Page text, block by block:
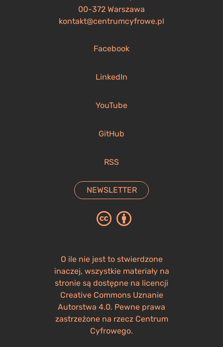
00-372 Warszawa
kontakt@centrumcyfrowe.pl
Facebook
LinkedIn
YouTube
GitHub
RSS
NEWSLETTER
O ile nie jest to stwierdzone
inaczej, wszystkie materiały na
stronie są dostępne na licencji
Creative Commons Uznanie
Autorstwa 4.0. Pewne prawa
zastrzeżone na rzecz Centrum
Cyfrowego.